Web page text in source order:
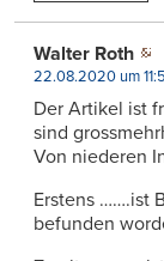
Walter Roth
22.08.2020 um
Der Artikel ist
sind
Von niederen
Erstens …….ist
befunden